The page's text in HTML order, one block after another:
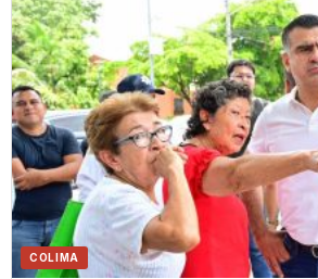
COLIMA